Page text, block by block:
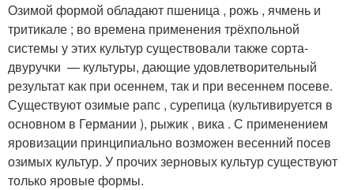
Озимой формой обладают пшеница , рожь , ячмень и
тритикале ; во времена применения трёхпольной
системы у этих культур существовали также сорта-
двуручки — культуры, дающие удовлетворительный
результат как при осеннем, так и при весеннем посеве.
Существуют озимые рапс , сурепица (культивируется в
основном в Германии ), рыжик , вика . С применением
яровизации принципиально возможен весенний посев
озимых культур. У прочих зерновых культур существуют
только яровые формы.